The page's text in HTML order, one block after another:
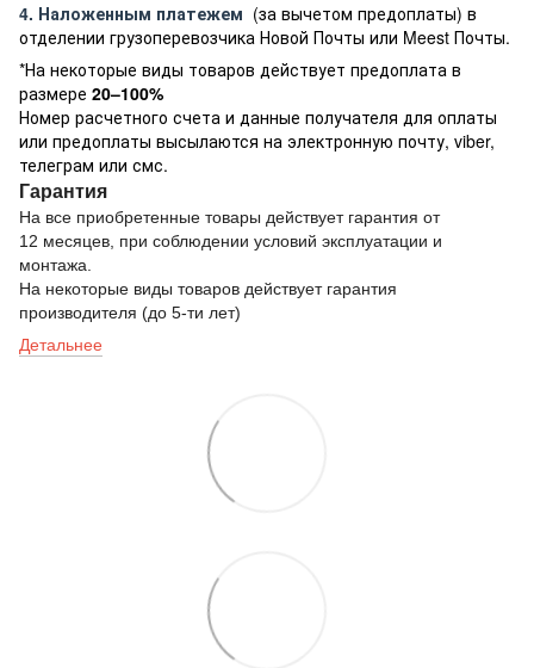
4. Наложенным платежем (за вычетом предоплаты) в
отделении грузоперевозчика Новой Почты или Meest Почты.
*На некоторые виды товаров действует предоплата в
размере 20–100%
Номер расчетного счета и данные получателя для оплаты
или предоплаты высылаются на электронную почту, viber,
телеграм или смс.
Гарантия
На все приобретенные товары действует гарантия от
12 месяцев, при соблюдении условий эксплуатации и
монтажа.
На некоторые виды товаров действует гарантия
производителя (до 5-ти лет)
Детальнее